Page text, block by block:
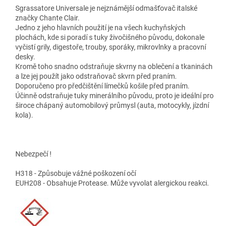
Sgrassatore Universale je nejznámější odmašťovač italské
značky Chante Clair.
Jedno z jeho hlavních použití je na všech kuchyňských
plochách, kde si poradí s tuky živočišného původu, dokonale
vyčistí grily, digestoře, trouby, sporáky, mikrovlnky a pracovní
desky.
Kromě toho snadno odstraňuje skvrny na oblečení a tkaninách
a lze jej použít jako odstraňovač skvrn před praním.
Doporučeno pro předčištění límečků košile před praním.
Účinně odstraňuje tuky minerálního původu, proto je ideální pro
široce chápaný automobilový průmysl (auta, motocykly, jízdní
kola).
Nebezpečí !
H318 - Způsobuje vážné poškození očí
EUH208 - Obsahuje Protease. Může vyvolat alergickou reakci.